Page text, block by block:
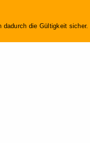
die Gültigkeit